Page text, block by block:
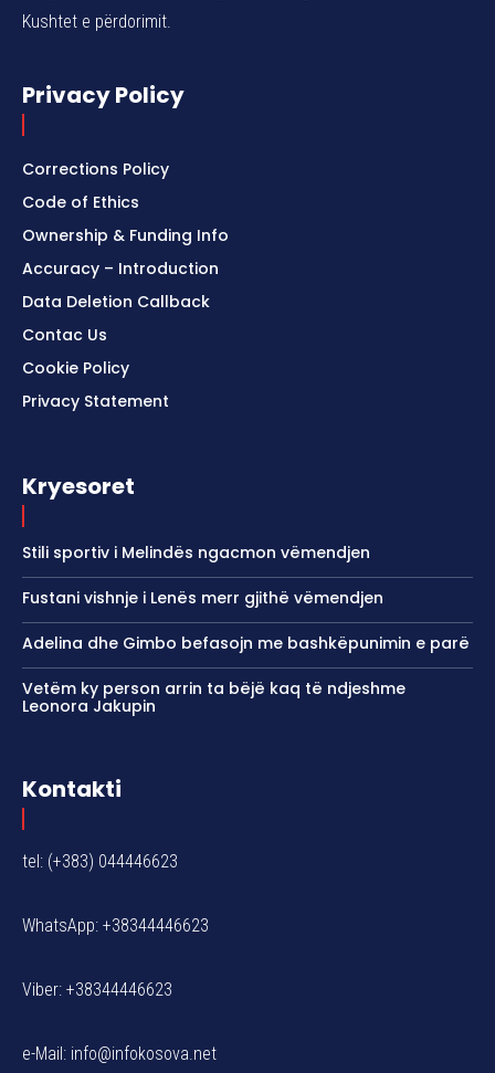
Kushtet e përdorimit.
Privacy Policy
Corrections Policy
Code of Ethics
Ownership & Funding Info
Accuracy – Introduction
Data Deletion Callback
Contac Us
Cookie Policy
Privacy Statement
Kryesoret
Stili sportiv i Melindës ngacmon vëmendjen
Fustani vishnje i Lenës merr gjithë vëmendjen
Adelina dhe Gimbo befasojn me bashkëpunimin e parë
Vetëm ky person arrin ta bëjë kaq të ndjeshme
Leonora Jakupin
Kontakti
tel: (+383) 044446623
WhatsApp: +38344446623
Viber: +38344446623
e-Mail: info@infokosova.net